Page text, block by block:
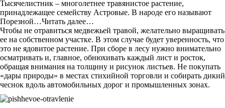
Тысячелистник – многолетнее травянистое растение,
принадлежащее семейству Астровые. В народе его называют
Порезной…Читать далее…
Чтобы не отравиться медвежьей травой, желательно выращивать
ее на собственном участке. В этом случае будет уверенность, что
это не ядовитое растение. При сборе в лесу нужно внимательно
осматривать и, главное, обнюхивать каждый лист и росток,
обращая внимания на толщину и рисунок листьев. Не покупать
«дары природы» в местах стихийной торговли и собирать дикий
чеснок вдоль автомобильных дорог и промышленных зонах.